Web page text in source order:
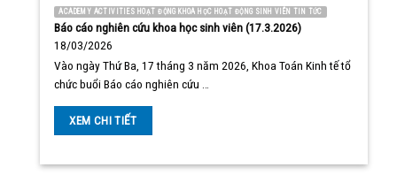
ACADEMY ACTIVITIES HOẠT ĐỘNG KHOA HỌC HOẠT ĐỘNG SINH VIÊN TIN TỨC
Báo cáo nghiên cứu khoa học sinh viên (17.3.2026)
18/03/2026
Vào ngày Thứ Ba, 17 tháng 3 năm 2026, Khoa Toán Kinh tế tổ
chức buổi Báo cáo nghiên cứu …
XEM CHI TIẾT